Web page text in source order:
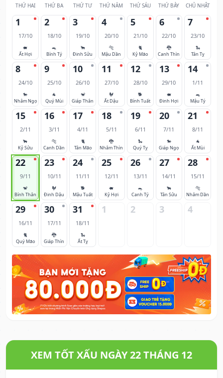
THỨ HAI THỨ BA THỨ TƯ THỨ NĂM THỨ SÁU THỨ BẢY CHỦ NHẬT
1
17/10
🐖
Ất Hợi
2
18/10
🐀
Bính Tý
3
19/10
🐂
Đinh Sửu
4
20/10
🐅
Mậu Dần
5
21/10
🐈
Kỷ Mão
6
22/10
🐉
Canh Thìn
7
23/10
🐍
Tân Tỵ
8
24/10
🐎
Nhâm Ngọ
9
25/10
🐐
Quý Mùi
10
26/10
🐒
Giáp Thân
11
27/10
🐓
Ất Dậu
12
28/10
🐕
Bính Tuất
13
29/10
🐖
Đinh Hợi
14
1/11
🐀
Mậu Tý
15
2/11
🐂
Kỷ Sửu
16
3/11
🐅
Canh Dần
17
4/11
🐈
Tân Mão
18
5/11
🐉
Nhâm Thìn
19
6/11
🐍
Quý Tỵ
20
7/11
🐎
Giáp Ngọ
21
8/11
🐐
Ất Mùi
22
9/11
🐒
Bính Thân
23
10/11
🐓
Đinh Dậu
24
11/11
🐕
Mậu Tuất
25
12/11
🐖
Kỷ Hợi
26
13/11
🐀
Canh Tý
27
14/11
🐂
Tân Sửu
28
15/11
🐅
Nhâm Dần
29
16/11
🐈
Quý Mão
30
17/11
🐉
Giáp Thìn
31
18/11
🐍
Ất Tỵ
1 2 3 4
XEM TỐT XẤU NGÀY 22 THÁNG 12